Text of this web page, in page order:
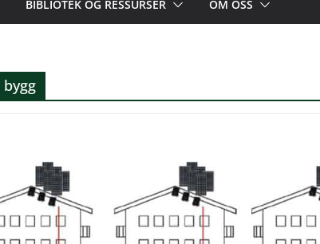
BIBLIOTEK OG RESSURSER OM OSS